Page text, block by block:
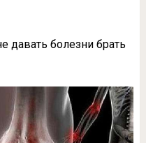
давать болезни брать